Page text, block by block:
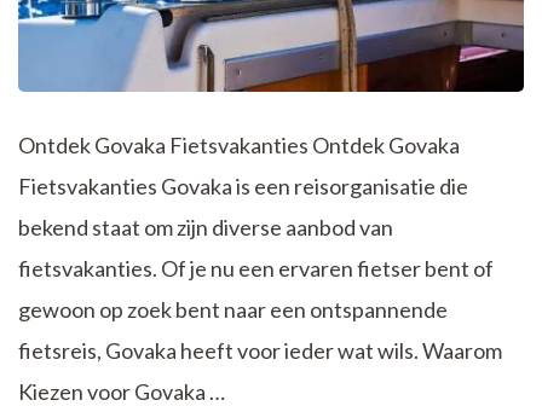
Ontdek Govaka Fietsvakanties Ontdek Govaka
Fietsvakanties Govaka is een reisorganisatie die
bekend staat om zijn diverse aanbod van
fietsvakanties. Of je nu een ervaren fietser bent of
gewoon op zoek bent naar een ontspannende
fietsreis, Govaka heeft voor ieder wat wils. Waarom
Kiezen voor Govaka …